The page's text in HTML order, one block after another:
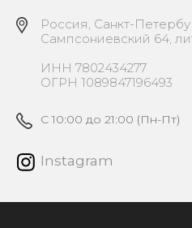
Россия, Санкт-
Сампсониевский 64,
ИНН 7802434277
ОГРН 1089847196493
C 10:00 до 21:00 (Пн-Пт)
Instagram